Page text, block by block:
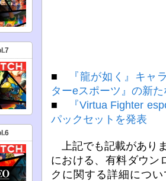
■
『龍が如く』キャ
ターeスポーツ』の新
■
『Virtua Fighter
パックセットを発表
上記でも記載があり
における、有料ダウン
クに関する詳細につ